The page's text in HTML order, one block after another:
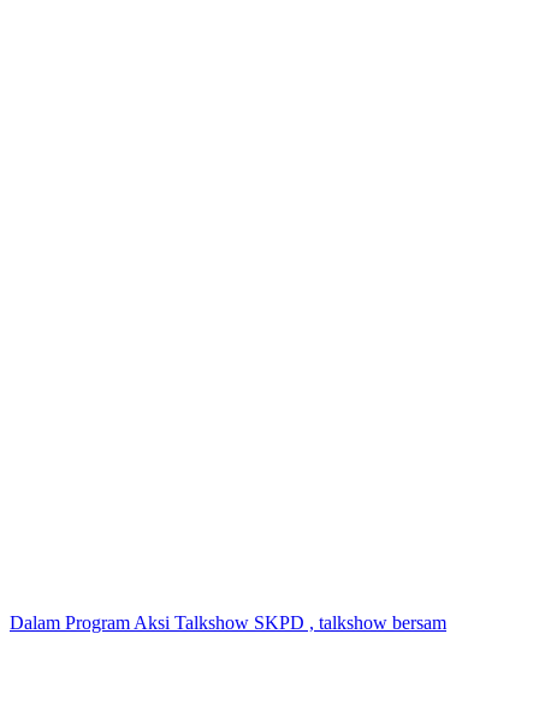
Dalam Program Aksi Talkshow SKPD , talkshow bersam